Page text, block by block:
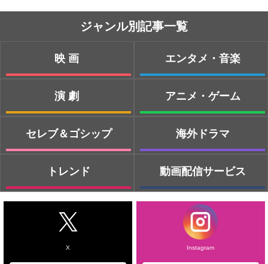
ジャンル別記事一覧
映画
演劇
セレブ＆ゴシップ
トレンド
エンタメ・音楽
アニメ・ゲーム
海外ドラマ
動画配信サービス
X Instagram